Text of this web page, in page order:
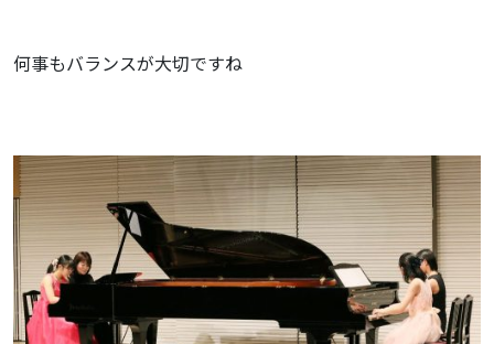
何事もバランスが大切ですね